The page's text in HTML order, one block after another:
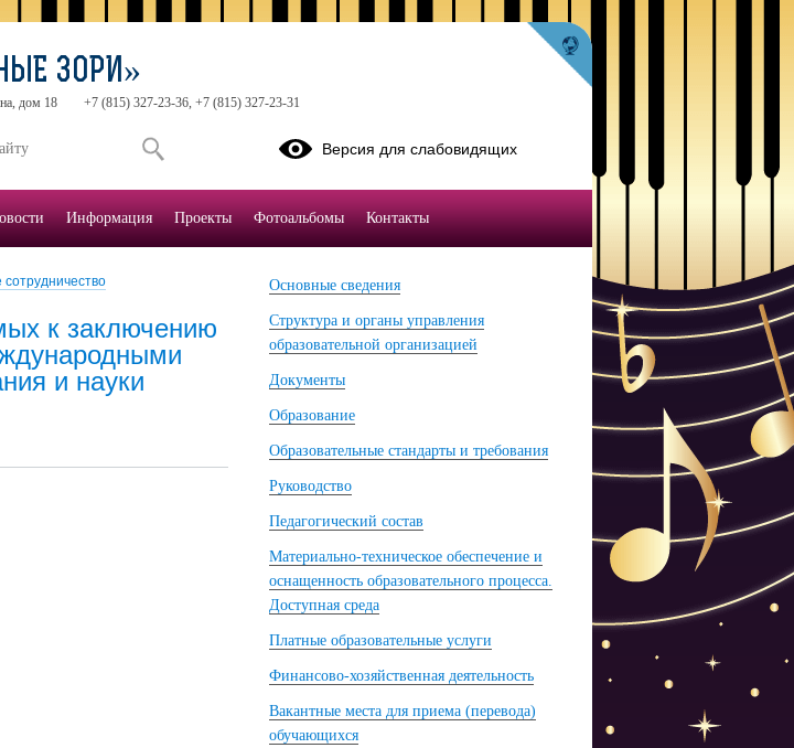
к заключению
и науки
Основные сведения
Структура и органы управления
образовательной организацией
Документы
Образование
Образовательные стандарты и требования
Руководство
Педагогический состав
Материально-техническое обеспечение и
оснащенность образовательного процесса.
Доступная среда
Платные образовательные услуги
Финансово-хозяйственная деятельность
Вакантные места для приема (перевода)
обучающихся
ЗОРИ»
дом 18 +7 (815) 327-23-36, +7 (815) 327-23-31
Версия для слабовидящих
Информация Проекты Фотоальбомы Контакты